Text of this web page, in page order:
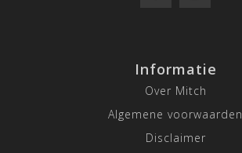
Informatie
Over Mitch
Algemene voorwaarden
Disclaimer